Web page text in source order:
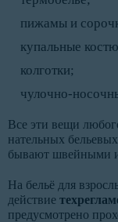
пижамы и
купальные
колготки;
чулочно-
Все эти вещи
нательных
бывают швейными
На бельё для
действие
предусмотрено